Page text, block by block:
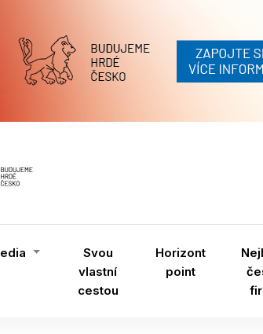
Svou
vlastní
cestou
Horizont
point